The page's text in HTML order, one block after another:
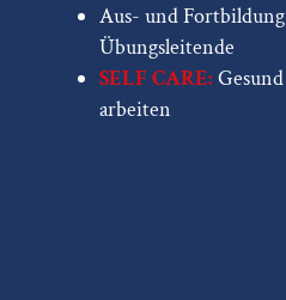
Aus- und Fortbildung
Übungsleitende
SELF CARE: Gesund
arbeiten